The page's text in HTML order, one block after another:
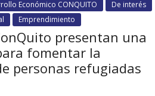
Económico CONQUITO
De interés
Emprendimiento
presentan una
fomentar la
personas refugiadas